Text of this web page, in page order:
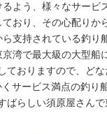
るよう、様々なサービ
ており、その心配りか
ら支持されている釣り
京湾で最大級の大型船
ておりますので、ど
サービス満点の釣り
ばらしい須原屋さん